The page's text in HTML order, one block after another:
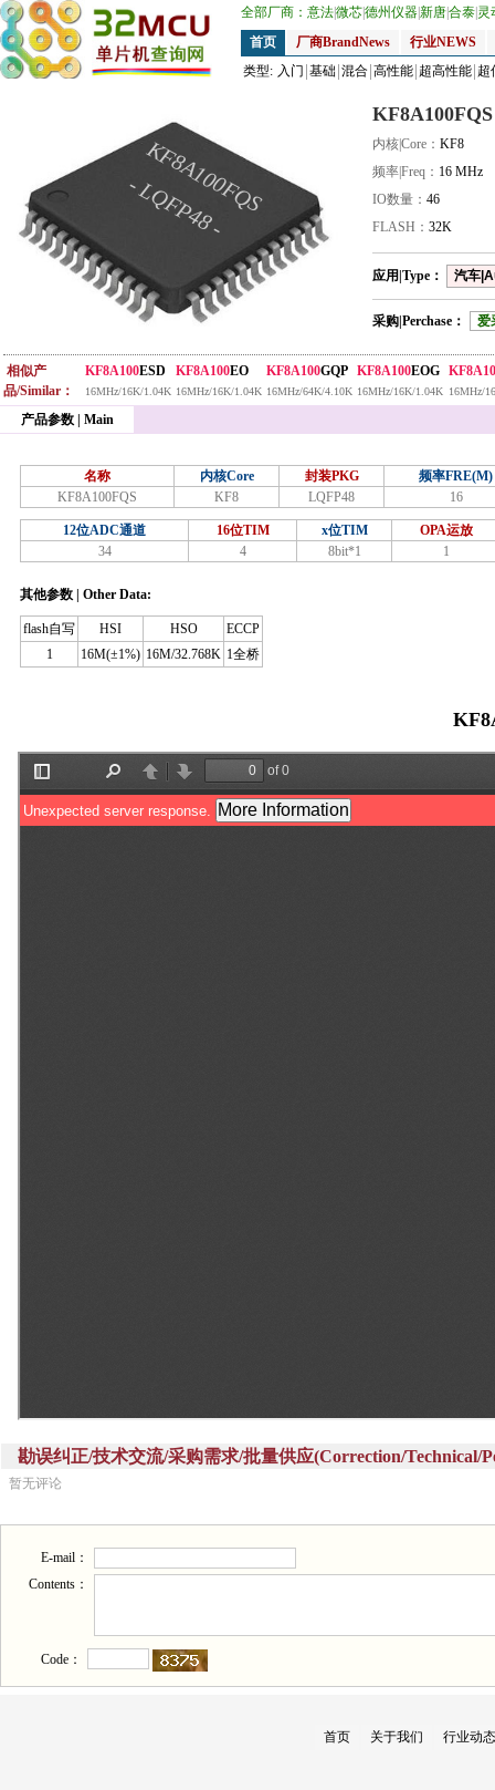
全部厂商： 意法微芯德州仪器新唐合泰 灵
首页
厂商BrandNews
行业NEWS
类型: 入门 基础 混合 高性能 超高性能 超
KF8A100FQS
- LQFP48 -
KF8A100FQS
内核|Core： KF8
频率|Freq： 16 MHz
IO数量： 46
FLASH： 32K
应用|Type： 汽车
采购|Perchase： 爱
相似产
品/Similar：
KF8A100ESD
16MHz/16K/1.04K
KF8A100EO
16MHz/16K/1.04K
KF8A100GQP
16MHz/64K/4.10K
KF8A100EOG
16MHz/16K/1.04K 16MHz/
产品参数 | Main
名称 内核Core 封装PKG
频率FRE(M)
KF8A100FQS
KF8 LQFP48 16
12位ADC通道 16位TIM x位TIM
OPA运放
34
4 8bit*1 1
其他参数 | Other Data:
flash自写 HSI HSO
ECCP
1
16M(±1%) 16M/32.768K 1全桥
勘误纠正/技术交流/采购需求/批量供应(Correction/Technical/
暂无评论
E-mail：
Contents：
Code：
首页 关于我们 行业动态